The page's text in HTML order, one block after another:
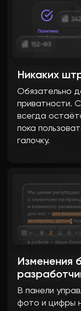
Никаких
Обязательно
приватности.
всегда
пока
галочку.
Изменения
В панели
фото и цифры